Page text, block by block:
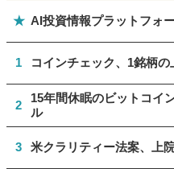
★ AI投資情報プラットフォ
1 コインチェック、1銘柄
2
15年間休眠のビットコイ
ル
3 米クラリティー法案、上